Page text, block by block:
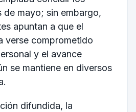
de mayo; sin embargo,
apuntan a que el
verse comprometido
y el avance
se mantiene en diversos
difundida, la